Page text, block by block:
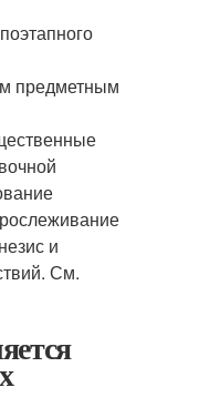
предметным
и
См.